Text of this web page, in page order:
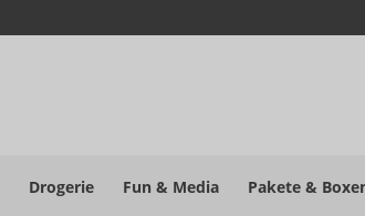
Drogerie Fun & Media Pakete &